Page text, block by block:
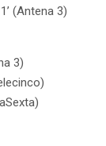
(Antena 3)
3)